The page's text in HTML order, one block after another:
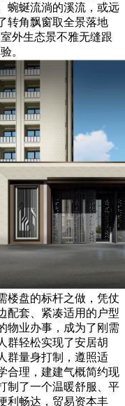
蜿蜒流淌的溪流，或远
转角飘窗取全景落地
外生态景不雅无缝跟
。
楼盘的标杆之做，凭仗
配套、紧凑适用的户型
物业办事，成为了刚需
群轻松实现了安居胡
群量身打制，遵照适
合理，建建气概简约现
制了一个温暖舒服、平
利畅达，贸易资本丰